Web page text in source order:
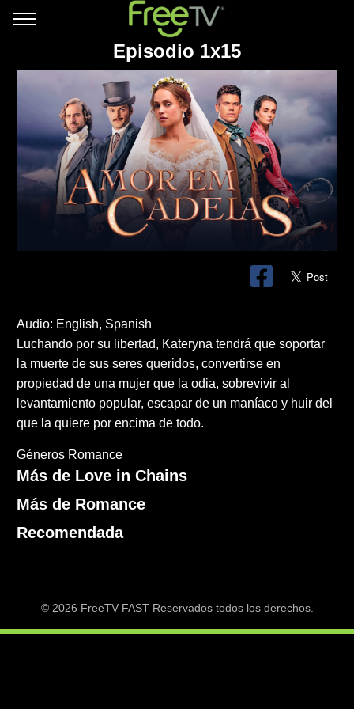
Episodio 1x15
Audio: English, Spanish
Luchando por su libertad, Kateryna tendrá que soportar
la muerte de sus seres queridos, convertirse en
propiedad de una mujer que la odia, sobrevivir al
levantamiento popular, escapar de un maníaco y huir del
que la quiere por encima de todo.
Géneros Romance
Más de Love in Chains
Más de Romance
Recomendada
© 2026 FreeTV FAST Reservados todos los derechos.